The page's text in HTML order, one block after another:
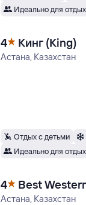
Идеально для
4 Кинг (King)
Астана, Казахстан
Отдых с детьми
Идеально для
4 Best
Астана, Казахстан